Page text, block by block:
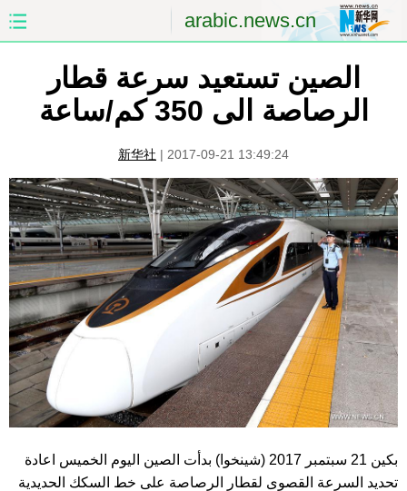
arabic.news.cn
الصين الصفحة الأولى
الشرق الأوسط العالم
الاقتصاد الصين والعالم العربي
العلوم والصحة الثقافة والتعليم
الرياضة السياحة والبيئة
مؤتمر صحفى للخارجية الصور
الصين تستعيد سرعة قطار
الرصاصة الى 350 كم/ساعة
新华社 | 2017-09-21 13:49:24
بكين 21 سبتمبر 2017 (شينخوا) بدأت الصين اليوم الخميس اعادة
تحديد السرعة القصوى لقطار الرصاصة على خط السكك الحديدية